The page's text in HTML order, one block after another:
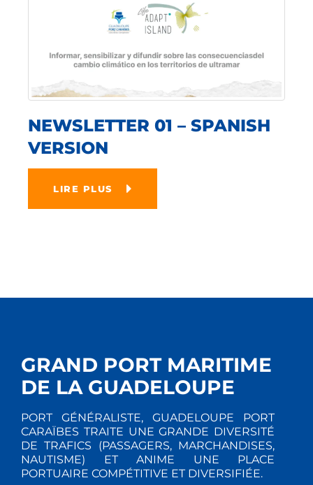
NEWSLETTER 01 – SPANISH
VERSION
LIRE PLUS
GRAND PORT MARITIME
DE LA GUADELOUPE
PORT GÉNÉRALISTE, GUADELOUPE PORT
CARAÏBES TRAITE UNE GRANDE DIVERSITÉ
DE TRAFICS (PASSAGERS, MARCHANDISES,
NAUTISME) ET ANIME UNE PLACE
PORTUAIRE COMPÉTITIVE ET DIVERSIFIÉE.